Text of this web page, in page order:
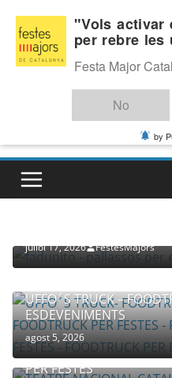
content
Última:
juliol 17, 2026 FestesMajors
UFFO´S TRUCK –
ESDEVENIMENTS
agost 5, 2026
COMPANYIA TENAC –
PER FESTES
"Vols activar
per rebre
Festa Major
No
by